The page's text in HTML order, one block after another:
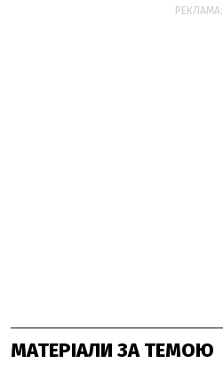
РЕКЛАМА:
МАТЕРІАЛИ ЗА ТЕМОЮ